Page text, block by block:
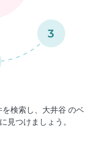
3
検索し、大井谷 のベ
見つけましょう。